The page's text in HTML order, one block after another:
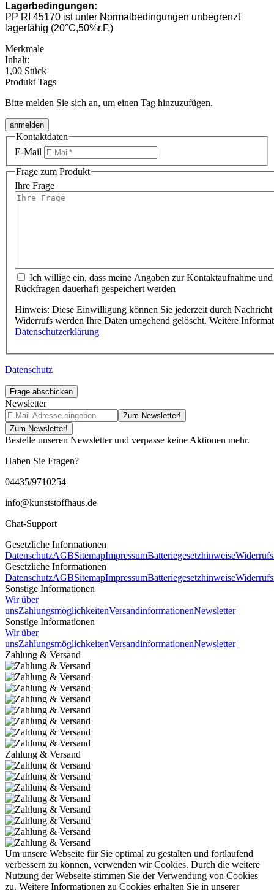
Lagerbedingungen:
PP RI 45170 ist unter Normalbedingungen unbegrenzt
lagerfähig (20°C,50%r.F.)
Merkmale
Inhalt:
1,00 Stück
Produkt Tags
Bitte melden Sie sich an, um einen Tag hinzuzufügen.
anmelden
Kontaktdaten
E-Mail
Frage zum Produkt
Ihre Frage
Rückfragen dauerhaft gespeichert werden
Hinweis: Diese Einwilligung können Sie jederzeit durch
Widerrufs werden Ihre Daten umgehend gelöscht. Weitere
Datenschutzerklärung
Datenschutz
Frage abschicken
Newsletter
Zum Newsletter!
Zum Newsletter!
Bestelle unseren Newsletter und verpasse keine Aktionen mehr.
Haben Sie Fragen?
04435/9710254
info@kunststoffhaus.de
Chat-Support
Gesetzliche Informationen
DatenschutzAGBSitemapImpressumBatteriegesetzhinweise
Gesetzliche Informationen
DatenschutzAGBSitemapImpressumBatteriegesetzhinweise
Sonstige Informationen
Wir über
unsZahlungsmöglichkeitenVersandinformationenNewsletter
Sonstige Informationen
Wir über
unsZahlungsmöglichkeitenVersandinformationenNewsletter
Zahlung & Versand
Zahlung & Versand
Um unsere Webseite für Sie optimal zu gestalten und fortlaufend
verbessern zu können, verwenden wir Cookies. Durch die weitere
Nutzung der Webseite stimmen Sie der Verwendung von Cookies
zu. Weitere Informationen zu Cookies erhalten Sie in unserer